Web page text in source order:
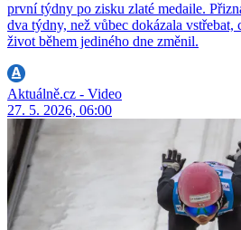
první týdny po zisku zlaté medaile.
dva týdny, než vůbec dokázala vstřebat,
život během jediného dne změnil.
Aktuálně.cz - Video
27. 5. 2026, 06:00